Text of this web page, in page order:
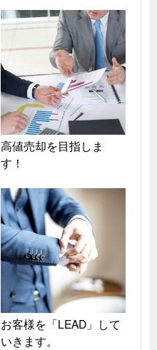
高値売却を目指しま
す！
お客様を「LEAD」して
いきます。